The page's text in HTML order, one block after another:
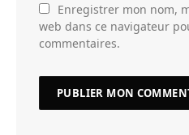
Enregistrer mon nom,
web dans ce navigateur
commentaires.